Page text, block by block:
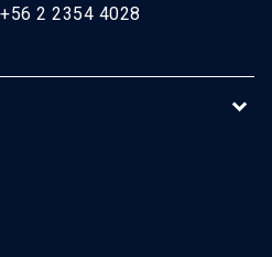
2 2354 4028